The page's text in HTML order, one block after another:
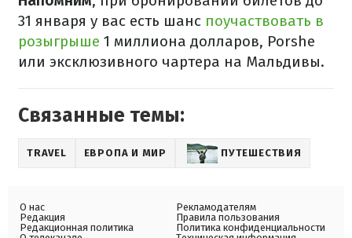
31 января у вас есть шанс поучаствовать в
розыгрыше 1 миллиона долларов, Porshe
или эксклюзивного чартера на Мальдивы.
Связанные темы:
TRAVEL ЕВРОПА И МИР ПУТЕШЕСТВИЯ
О нас
Редакция
Редакционная политика
Рекламодателям
Правила пользования
Политика конфиденциальности